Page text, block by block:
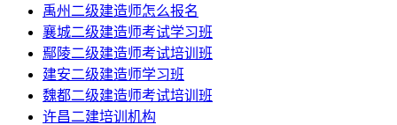
禹州二级建造师怎么报名
襄城二级建造师考试学习班
鄢陵二级建造师考试培训班
建安二级建造师学习班
魏都二级建造师考试培训班
许昌二建培训机构